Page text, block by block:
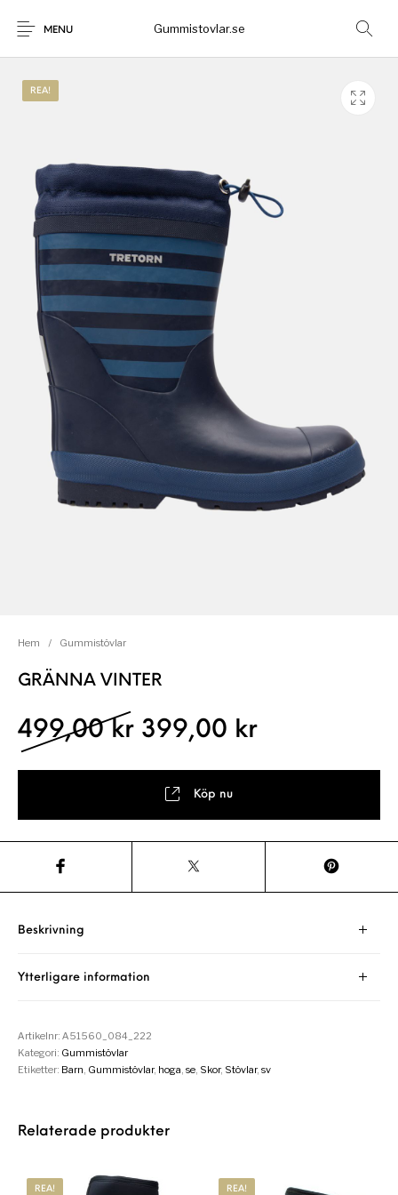
MENU Gummistovlar.se
REA!
Hem / Gummistövlar
GRÄNNA VINTER
499,00 kr Det ursprungliga
399,00 krDet
Köp nu
Beskrivning
Ytterligare information
Artikelnr:A51560_084_222
Kategori: Gummistövlar
Etiketter: Barn Gummistövlar, hoga ,se Skor, Stövlar,sv
Relaterade produkter
REA! REA!